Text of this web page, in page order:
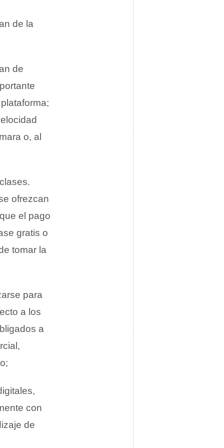
de la
de
o, al
ofrezcan
el pago
gratis o
tomar la
para
a los
a
con
de